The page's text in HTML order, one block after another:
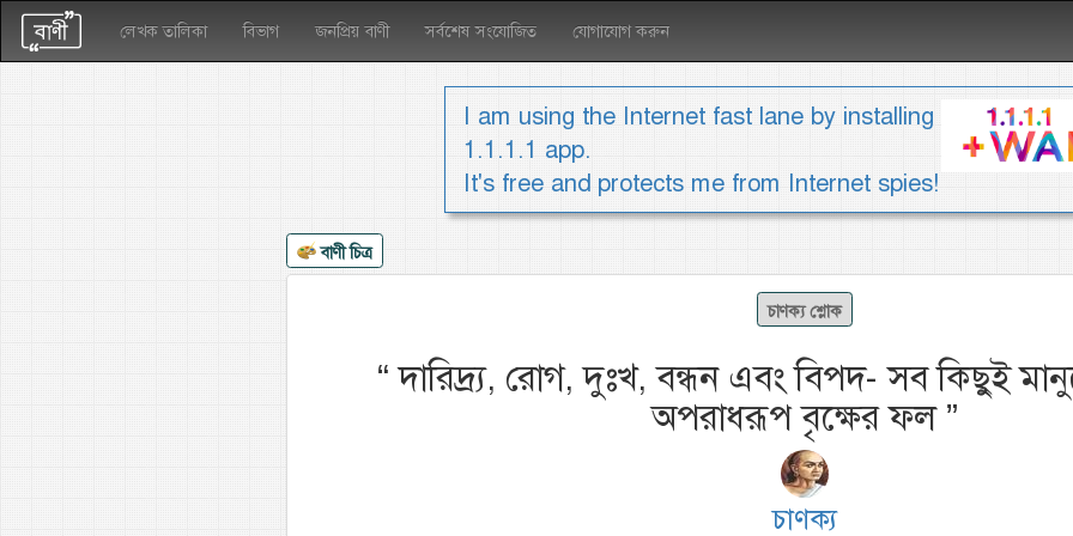
লেখক তালিকা বিভাগ জনপ্রিয় বাণী সর্বশেষ সংযোজিত যোগাযোগ করুন
I am using the Internet fast lane by installing
1.1.1.1 app.
It's free and protects me from Internet spies!
বাণী চিত্র
চাণক্য শ্লোক
“দারিদ্র্য, রোগ, দুঃখ, বন্ধন এবং বিপদ- সব কিছুই
অপরাধরূপ বৃক্ষের ফল”
চাণক্য